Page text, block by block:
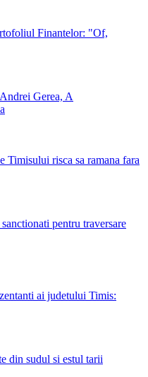
Finantelor: "Of,
Gerea, A
Timisului risca sa ramana fara
pentru traversare
ai judetului Timis:
din sudul si estul tarii